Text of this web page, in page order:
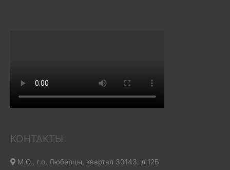
КОНТАКТЫ
М.О., г.о. Люберцы, квартал 30143, д.12Б